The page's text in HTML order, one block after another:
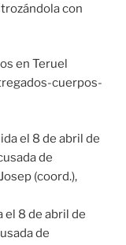
con
en Teruel
cuerpos-
el 8 de abril de
de
(coord.),
el 8 de abril de
de